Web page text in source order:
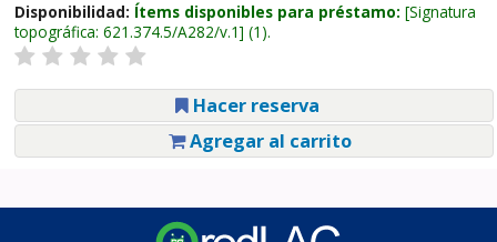
Disponibilidad: Ítems disponibles para préstamo: Signatura
topográfica: 621.374.5/A282/v.1 (1).
Hacer reserva
Agregar al carrito